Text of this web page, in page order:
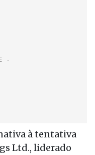
à tentativa
Ltd., liderado